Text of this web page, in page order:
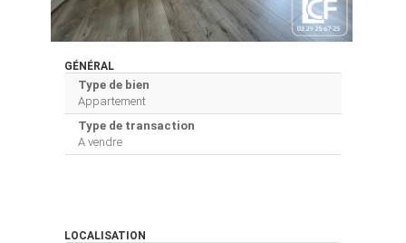
GÉNÉRAL
Type de bien
Appartement
Type de transaction
A vendre
LOCALISATION